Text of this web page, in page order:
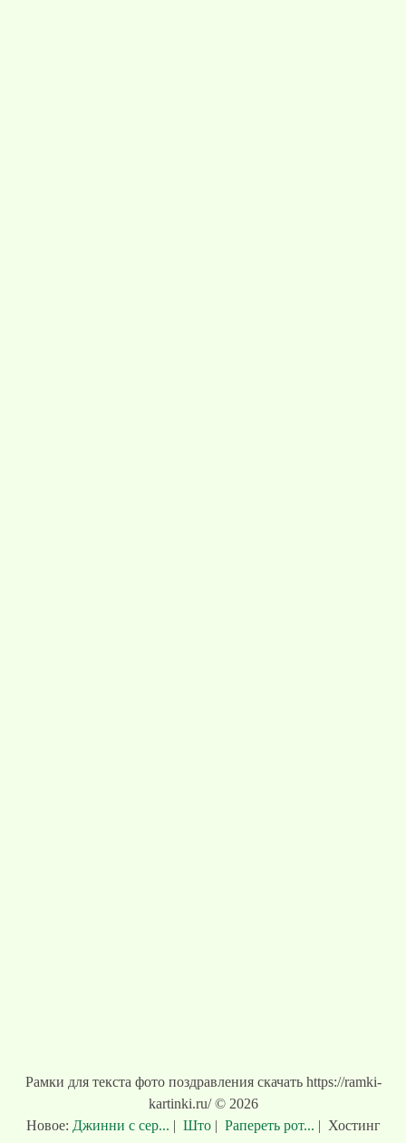
Рамки для текста фото поздравления скачать https://ramki-
kartinki.ru/ © 2026
Новое: Джинни с сер... | Што | Рапереть рот... | Хостинг